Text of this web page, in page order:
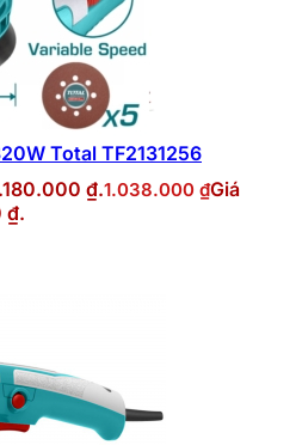
Total TF2131256
₫.1.038.000 ₫Giá
₫.